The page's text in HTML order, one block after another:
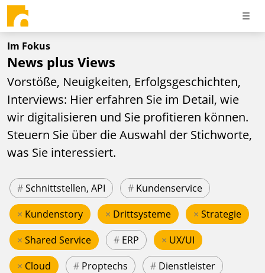
Im Fokus
News plus Views
Vorstöße, Neuigkeiten, Erfolgsgeschichten,
Interviews: Hier erfahren Sie im Detail, wie
wir digitalisieren und Sie profitieren können.
Steuern Sie über die Auswahl der Stichworte,
was Sie interessiert.
#Schnittstellen, API # Kundenservice
× Kundenstory × Drittsysteme × Strategie
× Shared Service # ERP × UX/UI
× Cloud # Proptechs # Dienstleister